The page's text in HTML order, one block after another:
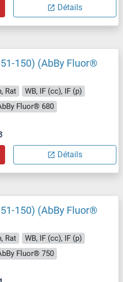
Détails
150) (AbBy Fluor®
Rat
WB, IF (cc), IF (p)
Fluor® 680
Détails
150) (AbBy Fluor®
Rat
WB, IF (cc), IF (p)
Fluor® 750